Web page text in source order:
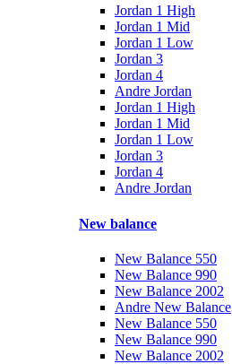
Jordan 1 High
Jordan 1 Mid
Jordan 1 Low
Jordan 3
Jordan 4
Andre Jordan
Jordan 1 High
Jordan 1 Mid
Jordan 1 Low
Jordan 3
Jordan 4
Andre Jordan
New balance
New Balance 550
New Balance 990
New Balance 2002
Andre New Balance
New Balance 550
New Balance 990
New Balance 2002